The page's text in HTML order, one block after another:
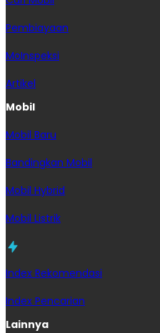
Pembiayaan
MoInspeksi
Artikel
Mobil
Mobil Baru
Bandingkan Mobil
Mobil Hybrid
Mobil Listrik
Index Rekomendasi
Index Pencarian
Lainnya